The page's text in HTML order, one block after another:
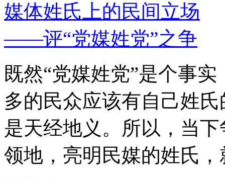
媒体姓氏上的民间立场
——评“党媒姓党”之争
既然“党媒姓党”是个事
多的民众应该有自己姓
是天经地义。所以，当
领地，亮明民媒的姓氏